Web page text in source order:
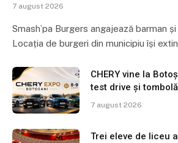
7 august 2026
Smash’pa Burgers angajează barman
Locația de burgeri din municipiu își
CHERY vine la
test drive și
7 august 2026
Trei eleve de liceu